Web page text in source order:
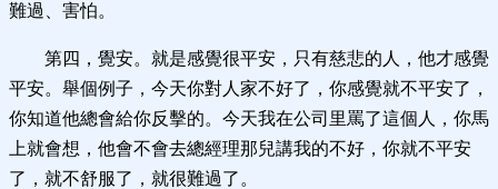
難過、害怕。
第四，覺安。就是感覺很平安，只有慈悲的人，他才感覺
平安。舉個例子，今天你對人家不好了，你感覺就不平安了，
你知道他總會給你反擊的。今天我在公司里罵了這個人，你馬
上就會想，他會不會去總經理那兒講我的不好，你就不平安
了，就不舒服了，就很難過了。